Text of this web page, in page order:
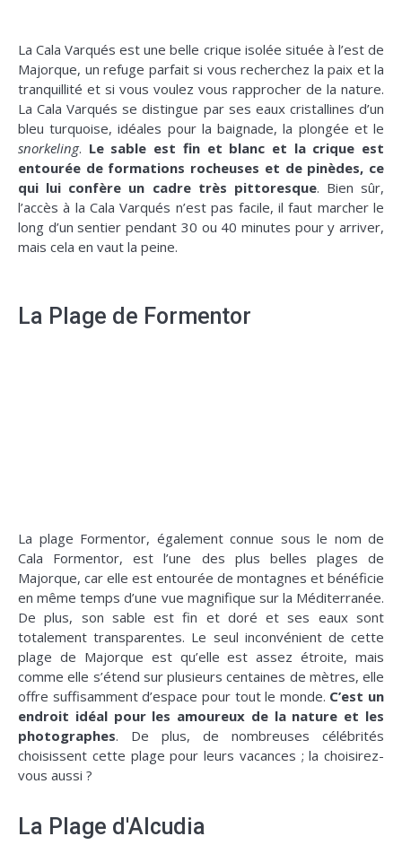
La Cala Varqués est une belle crique isolée située à l’est de
Majorque, un refuge parfait si vous recherchez la paix et la
tranquillité et si vous voulez vous rapprocher de la nature.
La Cala Varqués se distingue par ses eaux cristallines d’un
bleu turquoise, idéales pour la baignade, la plongée et le
snorkeling. Le sable est fin et blanc et la crique est
entourée de formations rocheuses et de pinèdes, ce
qui lui confère un cadre très pittoresque. Bien sûr,
l’accès à la Cala Varqués n’est pas facile, il faut marcher le
long d’un sentier pendant 30 ou 40 minutes pour y arriver,
mais cela en vaut la peine.
La Plage de Formentor
La plage Formentor, également connue sous le nom de
Cala Formentor, est l’une des plus belles plages de
Majorque, car elle est entourée de montagnes et bénéficie
en même temps d’une vue magnifique sur la Méditerranée.
De plus, son sable est fin et doré et ses eaux sont
totalement transparentes. Le seul inconvénient de cette
plage de Majorque est qu’elle est assez étroite, mais
comme elle s’étend sur plusieurs centaines de mètres, elle
offre suffisamment d’espace pour tout le monde. C’est un
endroit idéal pour les amoureux de la nature et les
photographes. De plus, de nombreuses célébrités
choisissent cette plage pour leurs vacances ; la choisirez-
vous aussi ?
La Plage d'Alcudia